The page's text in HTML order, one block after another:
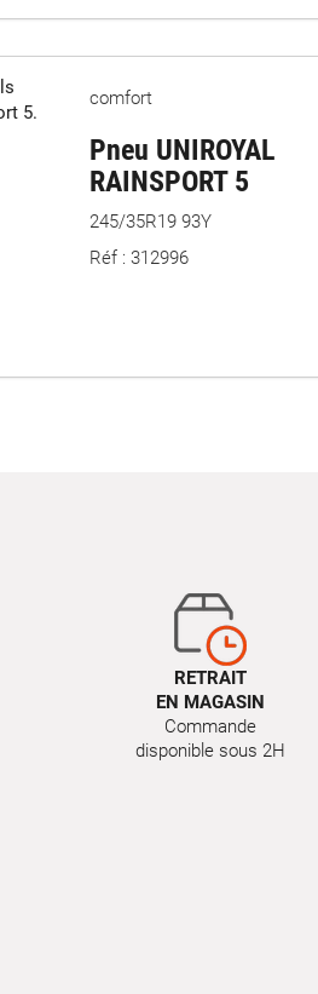
comfort
Pneu UNIROYAL
RAINSPORT 5
245/35R19 93Y
Réf : 312996
RETRAIT
EN MAGASIN
Commande
disponible sous 2H